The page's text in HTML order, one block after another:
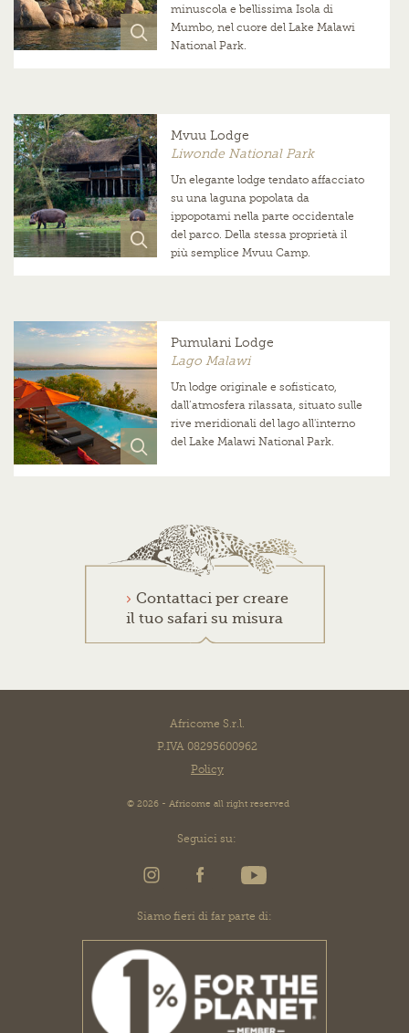
minuscola e bellissima Isola di
Mumbo, nel cuore del Lake Malawi
National Park.
Mvuu Lodge
Liwonde National Park
Un elegante lodge tendato affacciato
su una laguna popolata da
ippopotami nella parte occidentale
del parco. Della stessa proprietà il
più semplice Mvuu Camp.
Pumulani Lodge
Lago Malawi
Un lodge originale e sofisticato,
dall’atmosfera rilassata, situato sulle
rive meridionali del lago all'interno
del Lake Malawi National Park.
Contattaci per creare
il tuo safari su misura
Seguici su:
Africome S.r.l.
P.IVA 08295600962
Policy
© 2026 - Africome all right reserved
Siamo fieri di far parte di: